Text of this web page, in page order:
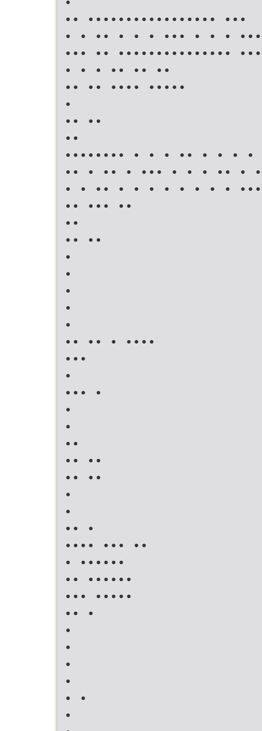
•• ••••••••••••••••• •••
• • •• • • • ••• • • •
••• •• •••••••••••••••
• • • •• •• ••
•• •• •••• •••••
•
•• ••
••
•••••••• • • • •• • • •
•• • •• • ••• • • • •• • •
• • •• • • • • • • • •
•• ••• ••
••
•• ••
•
•
•
•
•
•• •• • ••••
•••
•
••• •
•
•
••
•• ••
•• ••
•
•
•• •
•••• ••• ••
• ••••••
•• ••••••
••• •••••
•• •
•
•
•
•
• •
•